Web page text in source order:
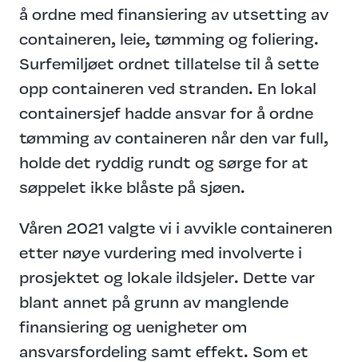
å ordne med finansiering av utsetting av
containeren, leie, tømming og foliering.
Surfemiljøet ordnet tillatelse til å sette
opp containeren ved stranden. En lokal
containersjef hadde ansvar for å ordne
tømming av containeren når den var full,
holde det ryddig rundt og sørge for at
søppelet ikke blåste på sjøen.
Våren 2021 valgte vi i avvikle containeren
etter nøye vurdering med involverte i
prosjektet og lokale ildsjeler. Dette var
blant annet på grunn av manglende
finansiering og uenigheter om
ansvarsfordeling samt effekt. Som et